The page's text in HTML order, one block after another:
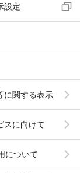
設定
に関する表示
スに向けて
について